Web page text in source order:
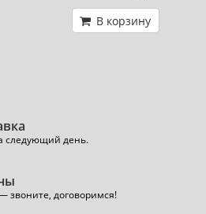
В корзину
следующий день.
звоните, договоримся!